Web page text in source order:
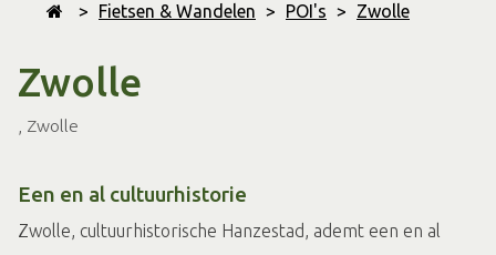
> Fietsen & Wandelen > POI's > Zwolle
Zwolle
, Zwolle
Een en al cultuurhistorie
Zwolle, cultuurhistorische Hanzestad, ademt een en al